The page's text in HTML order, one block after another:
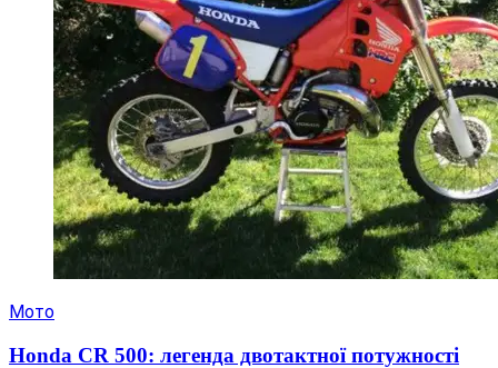
Мото
Honda CR 500: легенда двотактної потужності